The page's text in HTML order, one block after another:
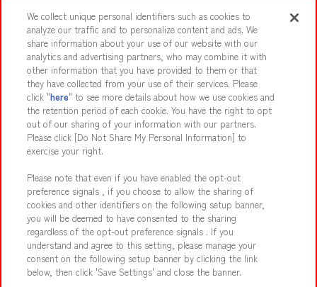
イベント・キャンペーン
関連会社 サステナビリティ サイトポリシー
プライバシーポリシー ウェブアクセシビリティ方針と検証結果
お取引先さまとともに
カスタマーハラスメント対応方針 よくあるご質問・お問い合わせ
©Bandai Namco Amusement Inc.
We collect unique personal identifiers such as cookies to
analyze our traffic and to personalize content and ads. We
share information about your use of our website with our
analytics and advertising partners, who may combine it with
other information that you have provided to them or that
they have collected from your use of their services. Please
click "here" to see more details about how we use cookies and
the retention period of each cookie. You have the right to opt
out of our sharing of your information with our partners.
Please click [Do Not Share My Personal Information] to
exercise your right.
Please note that even if you have enabled the opt-out
preference signals , if you choose to allow the sharing of
cookies and other identifiers on the following setup banner,
you will be deemed to have consented to the sharing
regardless of the opt-out preference signals . If you
understand and agree to this setting, please manage your
consent on the following setup banner by clicking the link
below, then click 'Save Settings' and close the banner.